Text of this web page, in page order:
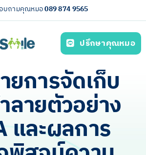
บถามคุณหมอ089 874 9565
(Our services)
ปรึกษาคุณหมอ
ยการจัดเก็บ
ลายตัวอย่าง
และผลการ